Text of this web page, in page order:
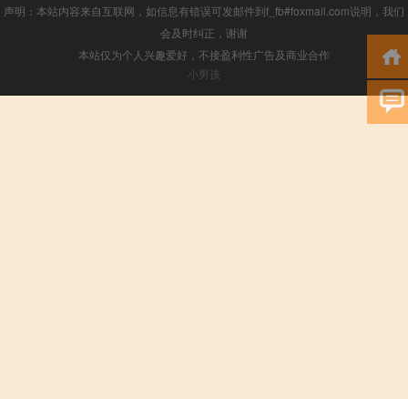
声明：本站内容来自互联网，如信息有错误可发邮件到f_fb#foxmail.com说明，我们
会及时纠正，谢谢
本站仅为个人兴趣爱好，不接盈利性广告及商业合作
小男孩